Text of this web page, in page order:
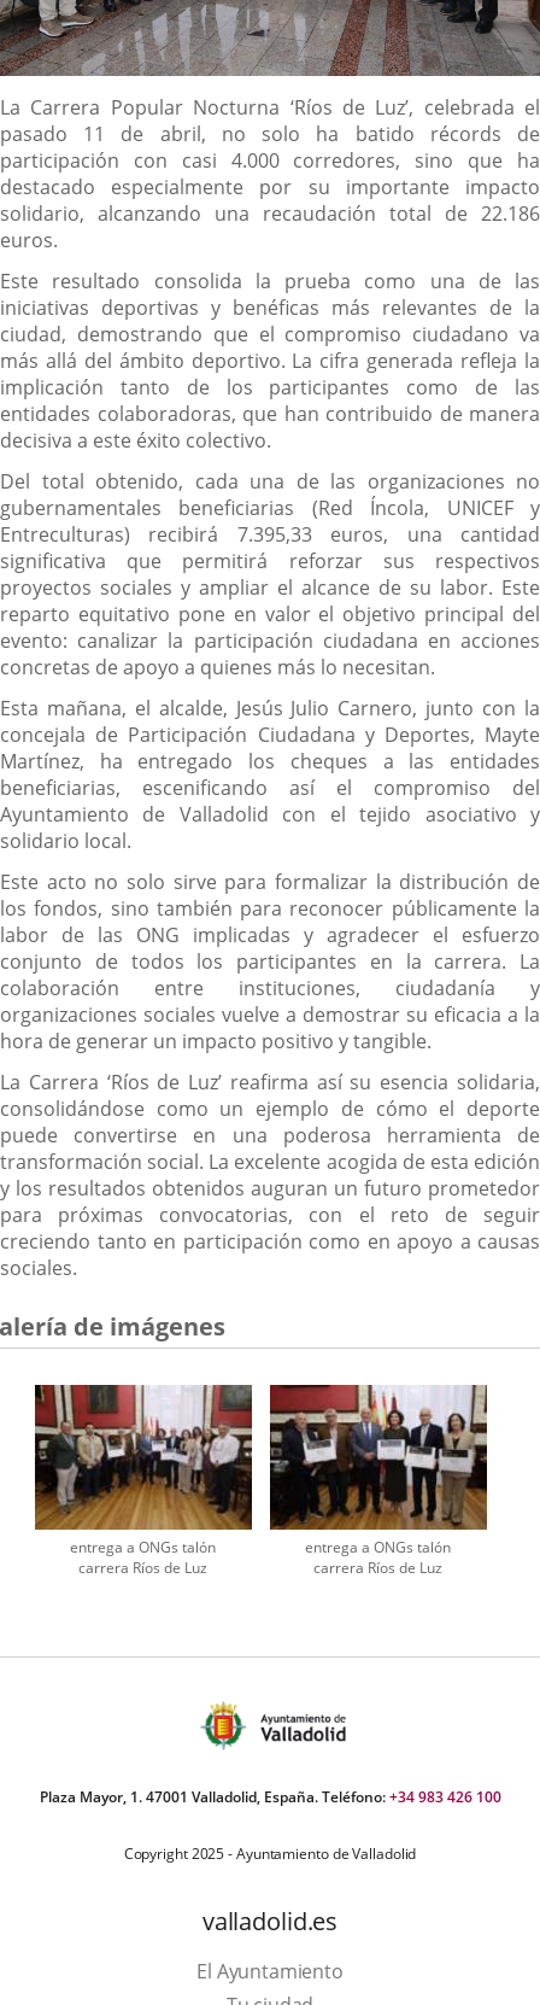
Descripción
La Carrera Popular Nocturna ‘Ríos de Luz’, celebrada el
pasado 11 de abril, no solo ha batido récords de
participación con casi 4.000 corredores, sino que ha
destacado especialmente por su importante impacto
solidario, alcanzando una recaudación total de 22.186
euros.
Este resultado consolida la prueba como una de las
iniciativas deportivas y benéficas más relevantes de la
ciudad, demostrando que el compromiso ciudadano va
más allá del ámbito deportivo. La cifra generada refleja la
implicación tanto de los participantes como de las
entidades colaboradoras, que han contribuido de manera
decisiva a este éxito colectivo.
Del total obtenido, cada una de las organizaciones no
gubernamentales beneficiarias (Red Íncola, UNICEF y
Entreculturas) recibirá 7.395,33 euros, una cantidad
significativa que permitirá reforzar sus respectivos
proyectos sociales y ampliar el alcance de su labor. Este
reparto equitativo pone en valor el objetivo principal del
evento: canalizar la participación ciudadana en acciones
concretas de apoyo a quienes más lo necesitan.
Esta mañana, el alcalde, Jesús Julio Carnero, junto con la
concejala de Participación Ciudadana y Deportes, Mayte
Martínez, ha entregado los cheques a las entidades
beneficiarias, escenificando así el compromiso del
Ayuntamiento de Valladolid con el tejido asociativo y
solidario local.
Este acto no solo sirve para formalizar la distribución de
los fondos, sino también para reconocer públicamente la
labor de las ONG implicadas y agradecer el esfuerzo
conjunto de todos los participantes en la carrera. La
colaboración entre instituciones, ciudadanía y
organizaciones sociales vuelve a demostrar su eficacia a la
hora de generar un impacto positivo y tangible.
La Carrera ‘Ríos de Luz’ reafirma así su esencia solidaria,
consolidándose como un ejemplo de cómo el deporte
puede convertirse en una poderosa herramienta de
transformación social. La excelente acogida de esta edición
y los resultados obtenidos auguran un futuro prometedor
para próximas convocatorias, con el reto de seguir
creciendo tanto en participación como en apoyo a causas
sociales.
de imágenes
entrega a ONGs talón
carrera Ríos de Luz
entrega a ONGs talón
carrera Ríos de Luz
Plaza Mayor, 1. 47001 Valladolid, España. Teléfono:+34 983 426 100
Copyright 2025 - Ayuntamiento de Valladolid
valladolid.es
El Ayuntamiento